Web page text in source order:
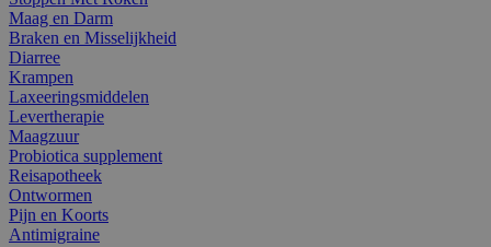
Maag en Darm
Braken en Misselijkheid
Diarree
Krampen
Laxeeringsmiddelen
Levertherapie
Maagzuur
Probiotica supplement
Reisapotheek
Ontwormen
Pijn en Koorts
Antimigraine